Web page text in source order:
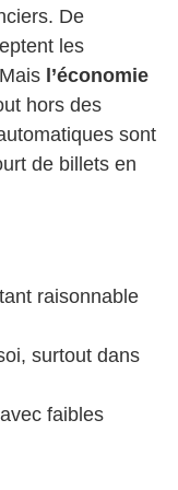
De
les
l’économie
hors des
sont
de billets en
raisonnable
surtout dans
faibles